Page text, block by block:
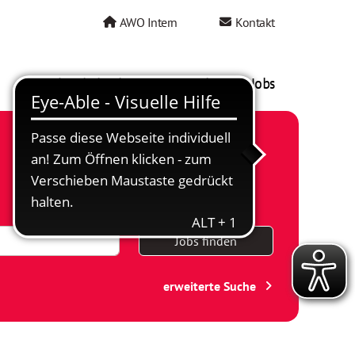
AWO Intern Kontakt
AWO als Arbeitgeber Mein AWO Jobs
Jobs finden
erweiterte Suche